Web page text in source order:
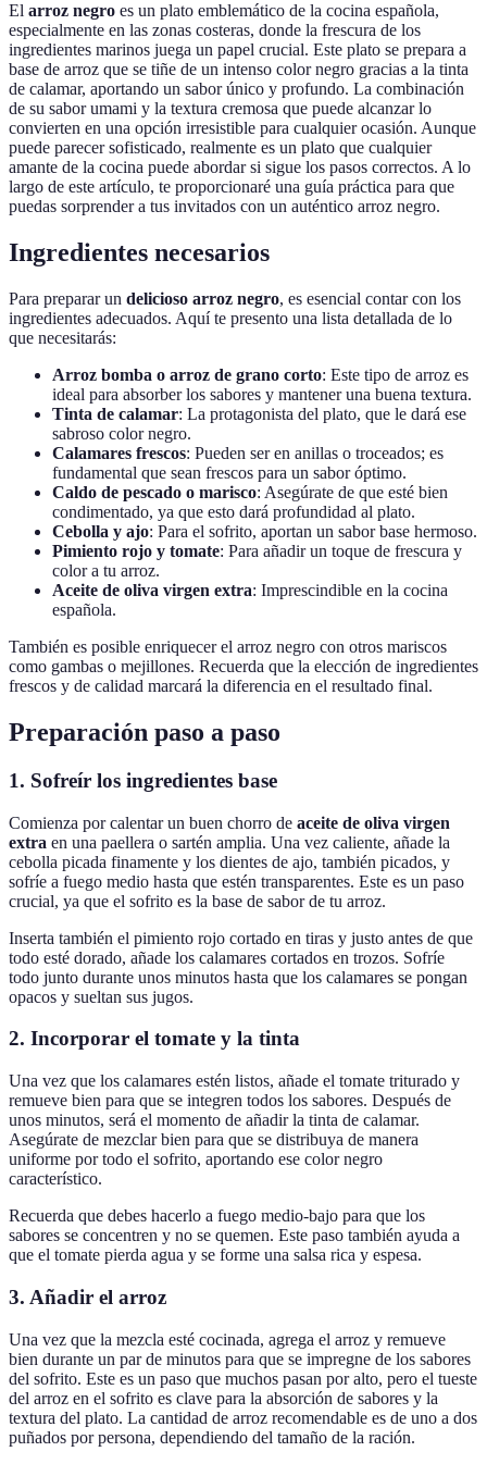
El arroz negro es un plato emblemático de la cocina española,
especialmente en las zonas costeras, donde la frescura de los
ingredientes marinos juega un papel crucial. Este plato se prepara a
base de arroz que se tiñe de un intenso color negro gracias a la tinta
de calamar, aportando un sabor único y profundo. La combinación
de su sabor umami y la textura cremosa que puede alcanzar lo
convierten en una opción irresistible para cualquier ocasión. Aunque
puede parecer sofisticado, realmente es un plato que cualquier
amante de la cocina puede abordar si sigue los pasos correctos. A lo
largo de este artículo, te proporcionaré una guía práctica para que
puedas sorprender a tus invitados con un auténtico arroz negro.
Ingredientes necesarios
Para preparar un delicioso arroz negro, es esencial contar con los
ingredientes adecuados. Aquí te presento una lista detallada de lo
que necesitarás:
Arroz bomba o arroz de grano corto: Este tipo de arroz es
ideal para absorber los sabores y mantener una buena textura.
Tinta de calamar: La protagonista del plato, que le dará ese
sabroso color negro.
Calamares frescos: Pueden ser en anillas o troceados; es
fundamental que sean frescos para un sabor óptimo.
Caldo de pescado o marisco: Asegúrate de que esté bien
condimentado, ya que esto dará profundidad al plato.
Cebolla y ajo: Para el sofrito, aportan un sabor base hermoso.
Pimiento rojo y tomate: Para añadir un toque de frescura y
color a tu arroz.
Aceite de oliva virgen extra: Imprescindible en la cocina
española.
También es posible enriquecer el arroz negro con otros mariscos
como gambas o mejillones. Recuerda que la elección de ingredientes
frescos y de calidad marcará la diferencia en el resultado final.
Preparación paso a paso
1. Sofreír los ingredientes base
Comienza por calentar un buen chorro de aceite de oliva virgen
extra en una paellera o sartén amplia. Una vez caliente, añade la
cebolla picada finamente y los dientes de ajo, también picados, y
sofríe a fuego medio hasta que estén transparentes. Este es un paso
crucial, ya que el sofrito es la base de sabor de tu arroz.
Inserta también el pimiento rojo cortado en tiras y justo antes de que
todo esté dorado, añade los calamares cortados en trozos. Sofríe
todo junto durante unos minutos hasta que los calamares se pongan
opacos y sueltan sus jugos.
2. Incorporar el tomate y la tinta
Una vez que los calamares estén listos, añade el tomate triturado y
remueve bien para que se integren todos los sabores. Después de
unos minutos, será el momento de añadir la tinta de calamar.
Asegúrate de mezclar bien para que se distribuya de manera
uniforme por todo el sofrito, aportando ese color negro
característico.
Recuerda que debes hacerlo a fuego medio-bajo para que los
sabores se concentren y no se quemen. Este paso también ayuda a
que el tomate pierda agua y se forme una salsa rica y espesa.
3. Añadir el arroz
Una vez que la mezcla esté cocinada, agrega el arroz y remueve
bien durante un par de minutos para que se impregne de los sabores
del sofrito. Este es un paso que muchos pasan por alto, pero el tueste
del arroz en el sofrito es clave para la absorción de sabores y la
textura del plato. La cantidad de arroz recomendable es de uno a dos
puñados por persona, dependiendo del tamaño de la ración.